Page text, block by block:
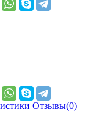
Отзывы(0)